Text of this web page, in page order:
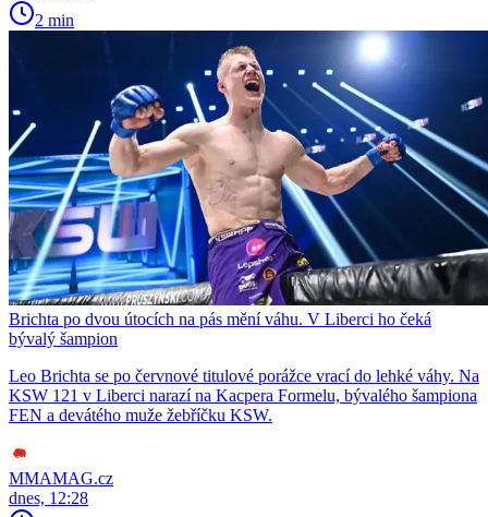
2 min
Brichta po dvou útocích na pás mění váhu. V Liberci ho čeká
bývalý šampion
Leo Brichta se po červnové titulové porážce vrací do lehké váhy. Na
KSW 121 v Liberci narazí na Kacpera Formelu, bývalého šampiona
FEN a devátého muže žebříčku KSW.
MMAMAG.cz
dnes, 12:28